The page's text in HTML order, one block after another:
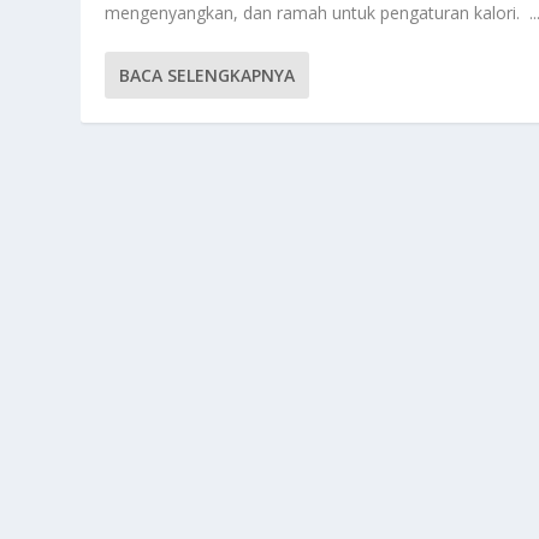
mengenyangkan, dan ramah untuk pengaturan kalori.
BACA SELENGKAPNYA